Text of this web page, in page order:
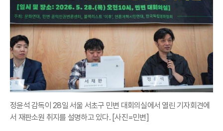
정윤석 감독이 28일 서울 서초구 민변 대회의실에서 열린 기자회견에
서 재판소원 취지를 설명하고 있다. [사진=민변]